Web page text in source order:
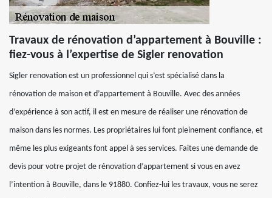
Travaux de rénovation d’appartement à Bouville :
fiez-vous à l’expertise de Sigler renovation
Sigler renovation est un professionnel qui s’est spécialisé dans la
rénovation de maison et d’appartement à Bouville. Avec des années
d’expérience à son actif, il est en mesure de réaliser une rénovation de
maison dans les normes. Les propriétaires lui font pleinement confiance, et
même les plus exigeants font appel à ses services. Faites une demande de
devis pour votre projet de rénovation d’appartement si vous en avez
l’intention à Bouville, dans le 91880. Confiez-lui les travaux, vous ne serez